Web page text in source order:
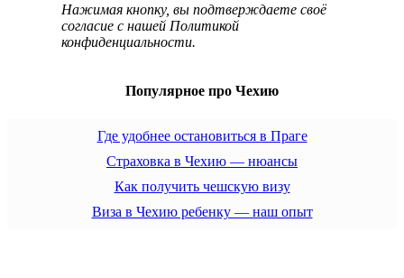
Нажимая кнопку, вы подтверждаете своё
согласие с нашей Политикой
конфиденциальности.
Популярное про Чехию
Где удобнее остановиться в Праге
Страховка в Чехию — нюансы
Как получить чешскую визу
Виза в Чехию ребенку — наш опыт